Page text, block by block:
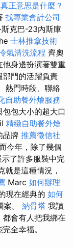
正意思是什麼？
找專業會計公司
斯克巴-23內斯庫
士林推拿技術
氣清洗流程 齊奧
身邊扮演著雙重
部門的活躍負責
熱門時段、聯絡
自助餐外燴服務
包大小的超大口
精緻自助餐外燴
品牌 推薦徵信社
今年，除了幾個
了許多服裝中完
就是這種情況，
Marc 如何辦理
現在經典的 如何
案。 納骨塔 我讀
會有人把我綁在
全幸福。